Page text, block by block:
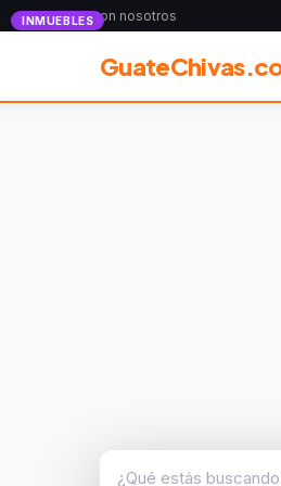
Anunciate con nosotros
INMUEBLES